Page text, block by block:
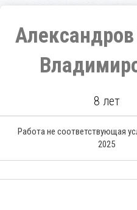
8 лет
Работа не соответствующая
2025